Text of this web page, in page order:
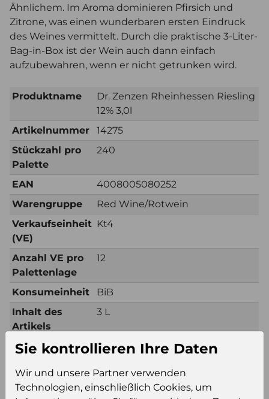
Ähnlichem. Im Aroma dominieren Pfirsich und
Zitrone, was einen wunderbaren ersten Eindruck
des Weines vermittelt. Durch die praktische 3-Liter-
Bag-in-Box ist der Wein auch dann einfach
aufzubewahren, wenn er nicht getrunken wird.
Produktname
Dr. Zenzen Rheinhessen Riesling
12% 3,0l
Artikelnummer
14275
Stückzahl pro
Palette
240
EAN
4008005080252
Warengruppe
Red Wine/Rotwein
Verkaufseinheit
(VE)
Kt4
Anzahl VE pro
Palettenlage
12
Konsumeinheit
BiB
Inhalt des
Artikels
3 L
Zusätzliche Information
Verkaufseinheit Kt4
Sie kontrollieren Ihre Daten
Wir und unsere Partner verwenden
Technologien, einschließlich Cookies, um